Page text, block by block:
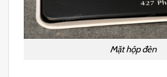
Mặt hộp đèn